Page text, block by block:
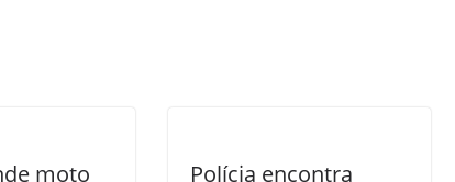
moto
Polícia encontra